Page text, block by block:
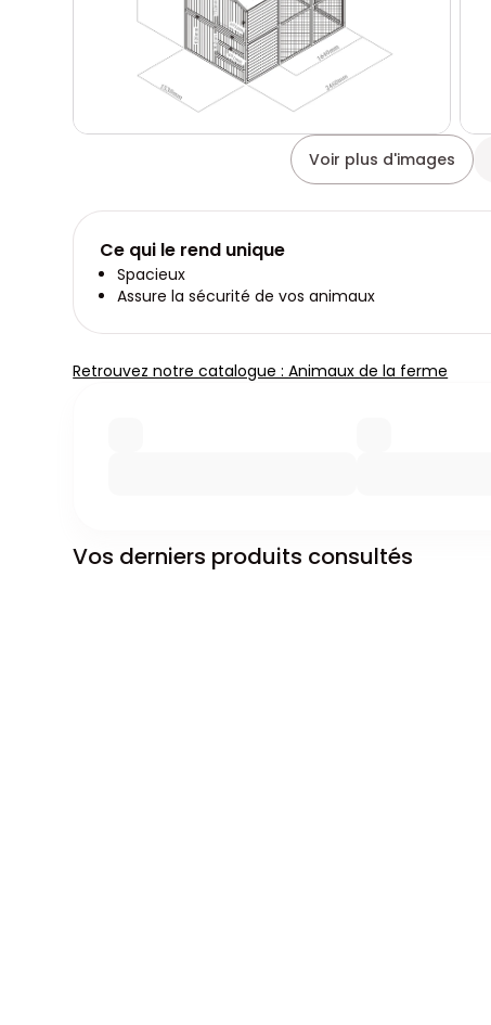
Voir plus d'images
Ce qui le rend unique
Spacieux
Assure la sécurité de vos animaux
Retrouvez notre catalogue : Animaux de la ferme
Vos derniers produits consultés